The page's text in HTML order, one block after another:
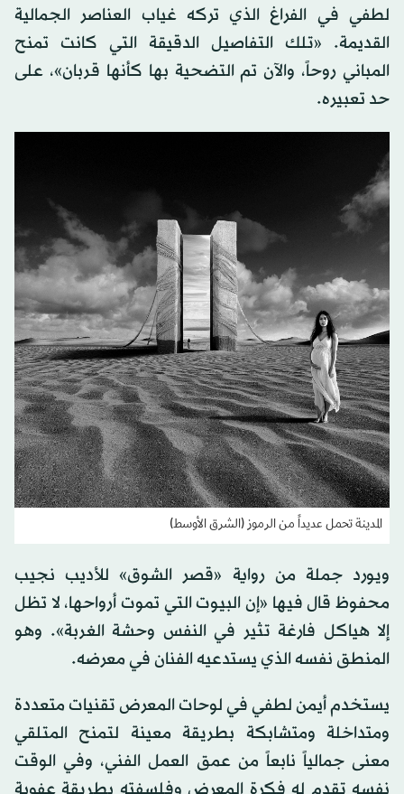
لطفي في الفراغ الذي تركه غياب العناصر الجمالية
القديمة. «تلك التفاصيل الدقيقة التي كانت تمنح
المباني روحاً، والآن تم التضحية بها كأنها قربان»، على
حد تعبيره.
المدينة تحمل عديداً من الرموز (الشرق الأوسط)
ويورد جملة من رواية «قصر الشوق» للأديب نجيب
محفوظ قال فيها «إن البيوت التي تموت أرواحها، لا تظل
إلا هياكل فارغة تثير في النفس وحشة الغربة». وهو
المنطق نفسه الذي يستدعيه الفنان في معرضه.
يستخدم أيمن لطفي في لوحات المعرض تقنيات متعددة
ومتداخلة ومتشابكة بطريقة معينة لتمنح المتلقي
معنى جمالياً نابعاً من عمق العمل الفني، وفي الوقت
نفسه تقدم له فكرة المعرض وفلسفته بطريقة عفوية